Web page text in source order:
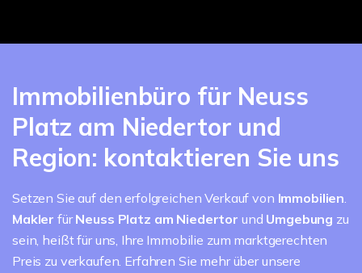
Immobilienbüro für Neuss
Platz am Niedertor und
Region: kontaktieren Sie uns
Setzen Sie auf den erfolgreichen Verkauf von Immobilien
Makler fürNeuss Platz am Niedertor und Umgebung zu
sein, heißt für uns, Ihre Immobilie zum marktgerechten
Preis zu verkaufen. Erfahren Sie mehr über unsere